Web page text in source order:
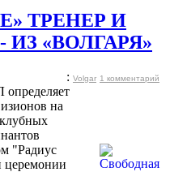
ТРЕНЕР И
«ВОЛГАРЯ»
: Volgar 1 комментарий
на
"Радиус
церемонии